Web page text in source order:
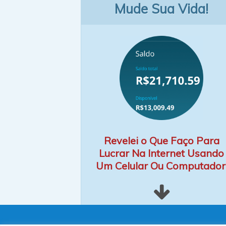
Mude Sua Vida!
Revelei o Que Faço Para
Lucrar Na Internet Usando
Um Celular Ou